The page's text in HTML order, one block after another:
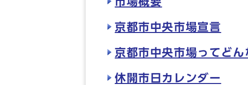
京都市中央市場宣言
京都市中央市場ってどん
休開市日カレンダー